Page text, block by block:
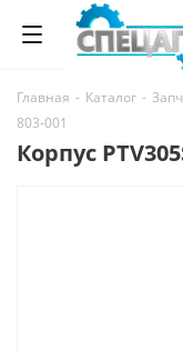
Главная - Каталог -
803-001
Корпус